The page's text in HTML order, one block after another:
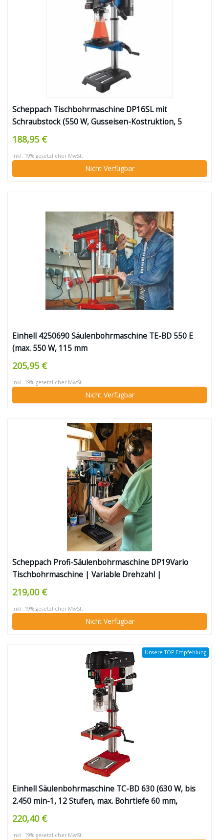
Scheppach Tischbohrmaschine DP16SL mit
Schraubstock (550 W, Gusseisen-Kostruktion, 5
Geschwindigkeiten, Bohrfutter Spannbereich: 16mm,
integrierter Laser, inkl. Schraubstock) – für Holz,
Metall und alle gängigen Kuststoffe
188,95 €
inkl. 19% gesetzlicher MwSt.
Nicht Verfügbar
Einhell 4250690 Säulenbohrmaschine TE-BD 550 E
(max. 550 W, 115 mm
Ausladung,,stufen-/werkzeuglose
Drehzahlregulierung, LCD LCD Anzeige, Qualitäts-
Schnellspannbohrfutter, einstellbarer
205,95 €
inkl. 19% gesetzlicher MwSt.
Nicht Verfügbar
Scheppach Profi-Säulenbohrmaschine DP19Vario
Tischbohrmaschine | Variable Drehzahl |
Bohrfutterspannbereich von 1,5 bis 16mm | 550W |
für Holz, Metall und Kunststoff | Laser & Digitale
Drehzahlanzeige
219,00 €
inkl. 19% gesetzlicher MwSt.
Nicht Verfügbar
Unsere TOP-Empfehlung
Einhell Säulenbohrmaschine TC-BD 630 (630 W, bis
2.450 min-1, 12 Stufen, max. Bohrtiefe 60 mm,
Zahnkranzfutter 1,5-16 mm, einstellbarer
Tiefenanschlag, neig-/drehbarer Bohrtisch inkl.
220,40 €
inkl. 19% gesetzlicher MwSt.